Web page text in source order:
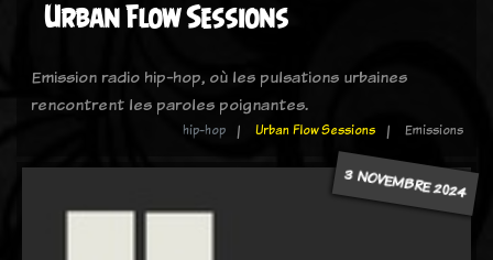
Urban Flow Sessions
Emission radio hip-hop, où les pulsations urbaines
rencontrent les paroles poignantes.
hip-hop Urban Flow Sessions Emissions
3 NOVEMBRE 2024